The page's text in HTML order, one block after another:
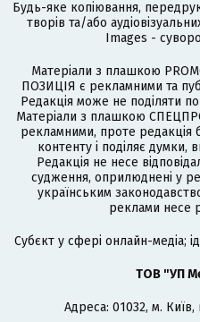
Будь-яке копіювання,
творів та/або
Images -
Матеріали з плашкою
ПОЗИЦІЯ є рекламними та
Редакція може не поділяти
Матеріали з плашкою
рекламними, проте редакція
контенту і поділяє думки,
Редакція не несе
судження, оприлюднені у
українським
реклами несе
Cубєкт у сфері онлайн-медіа;
ТОВ "УП
Адреса: 01032, м.